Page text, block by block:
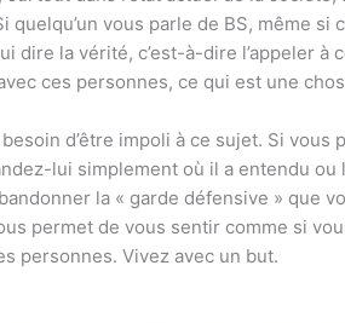
quelqu’un vous parle de BS, même
dire la vérité, c’est-à-dire l’appeler
ces personnes, ce qui est une
besoin d’être impoli à ce sujet. Si
lui simplement où il a entendu
la « garde défensive » que
permet de vous sentir comme si
personnes. Vivez avec un but.